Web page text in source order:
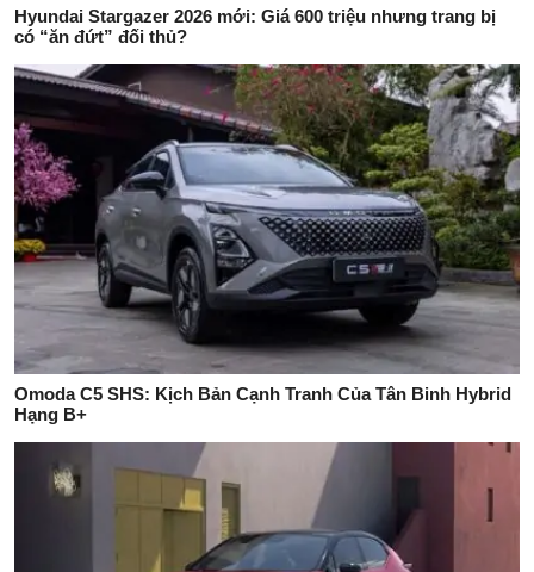
Hyundai Stargazer 2026 mới: Giá 600 triệu nhưng trang bị
có “ăn đứt” đối thủ?
Omoda C5 SHS: Kịch Bản Cạnh Tranh Của Tân Binh Hybrid
Hạng B+